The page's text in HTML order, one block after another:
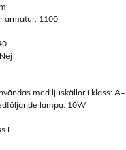
armatur: 1100
med ljuskällor i klass: A+
lampa: 10W
I